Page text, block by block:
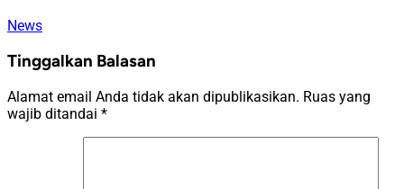
News
Tinggalkan Balasan
Alamat email Anda tidak akan dipublikasikan. Ruas yang
wajib ditandai *